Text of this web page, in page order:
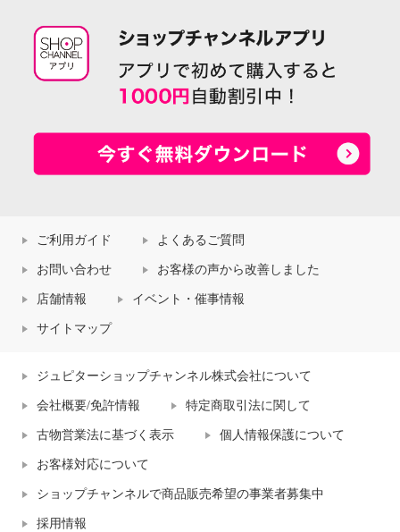
ご利用ガイド よくあるご質問
お問い合わせ お客様の声から改善しました
店舗情報 イベント・催事情報
サイトマップ
ジュピターショップチャンネル株式会社について
会社概要/免許情報 特定商取引法に関して
古物営業法に基づく表示 個人情報保護について
お客様対応について
ショップチャンネルで商品販売希望の事業者募集中
採用情報